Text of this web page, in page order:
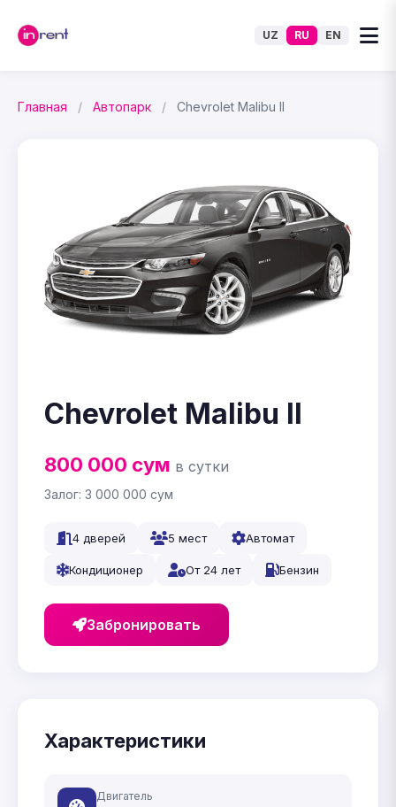
UZ RU EN
Главная / Автопарк / Chevrolet Malibu II
Chevrolet Malibu II
800 000 сум в сутки
Залог: 3 000 000 сум
4 дверей 5 мест Автомат
Кондиционер От 24 лет Бензин
Забронировать
Характеристики
Двигатель